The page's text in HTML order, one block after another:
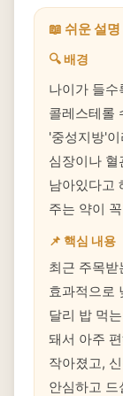
📖 쉬운 설명
🔍 배경
나이가 들
콜레스테롤
'중성지방'
심장이나 혈
남아있다고
주는 약이
📌 핵심 내용
최근 주목
효과적으로
달리 밥 먹
돼서 아주
작아졌고,
안심하고